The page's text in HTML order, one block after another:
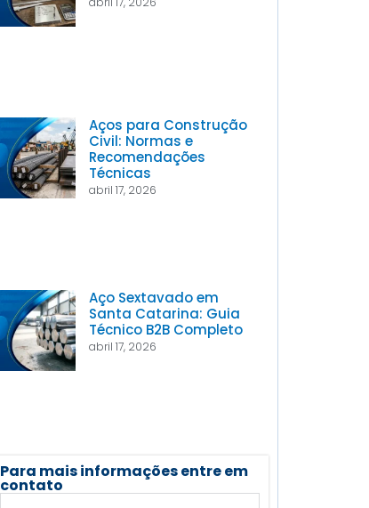
Aços para Construção
Civil: Normas e
Recomendações
Técnicas
abril 17, 2026
Aço Sextavado em
Santa Catarina: Guia
Técnico B2B Completo
abril 17, 2026
Para mais informações entre em
contato